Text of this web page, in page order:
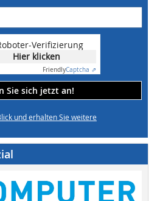
Verifizierung
Hier klicken
FriendlyCaptcha ⇗
Sie sich jetzt an!
und erhalten Sie weitere